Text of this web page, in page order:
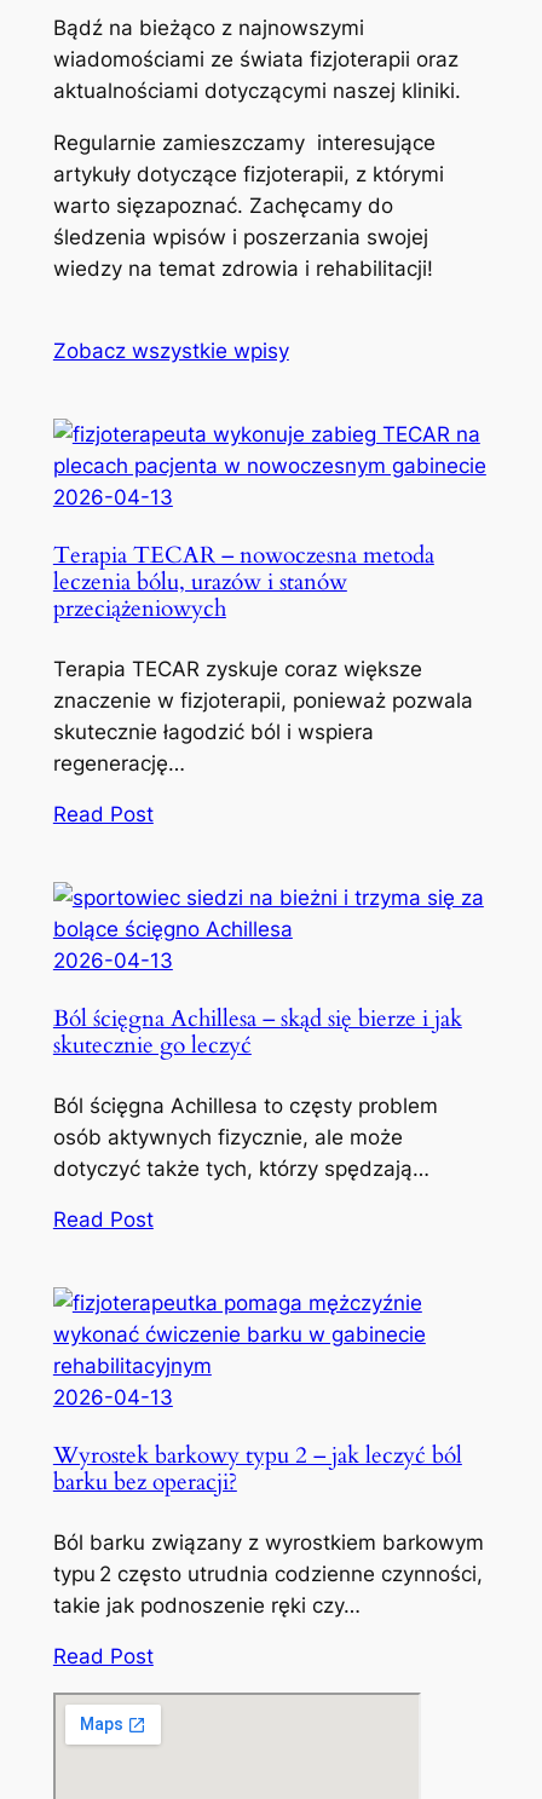
Bądź na bieżąco z najnowszymi
wiadomościami ze świata fizjoterapii oraz
aktualnościami dotyczącymi naszej kliniki.
Regularnie zamieszczamy interesujące
artykuły dotyczące fizjoterapii, z którymi
warto sięzapoznać. Zachęcamy do
śledzenia wpisów i poszerzania swojej
wiedzy na temat zdrowia i rehabilitacji!
Zobacz wszystkie wpisy
2026-04-13
Terapia TECAR – nowoczesna metoda
leczenia bólu, urazów i stanów
przeciążeniowych
Terapia TECAR zyskuje coraz większe
znaczenie w fizjoterapii, ponieważ pozwala
skutecznie łagodzić ból i wspiera
regenerację…
Read Post
2026-04-13
Ból ścięgna Achillesa – skąd się bierze i jak
skutecznie go leczyć
Ból ścięgna Achillesa to częsty problem
osób aktywnych fizycznie, ale może
dotyczyć także tych, którzy spędzają…
Read Post
2026-04-13
Wyrostek barkowy typu 2 – jak leczyć ból
barku bez operacji?
Ból barku związany z wyrostkiem barkowym
typu 2 często utrudnia codzienne czynności,
takie jak podnoszenie ręki czy…
Read Post